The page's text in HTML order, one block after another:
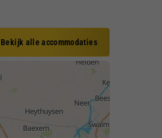
Bekijk alle accommodaties